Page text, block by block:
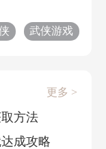
武侠游戏
更多 >
方法
成攻略